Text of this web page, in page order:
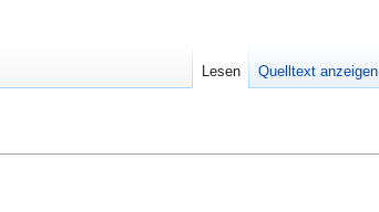
Lesen Quelltext anzeigen